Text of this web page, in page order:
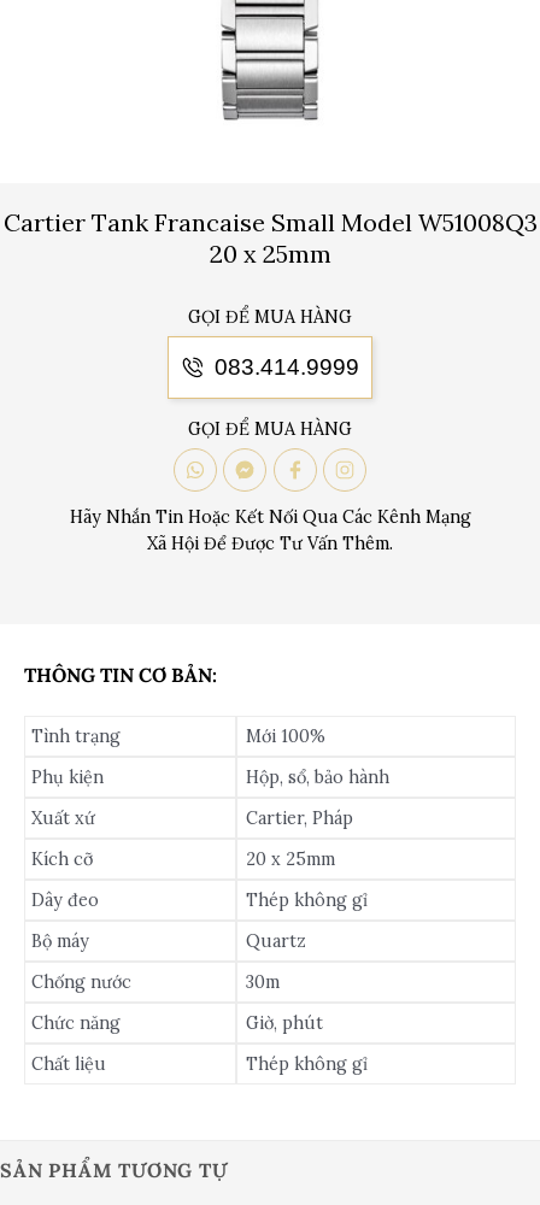
Cartier Tank Francaise Small Model W51008Q3
20 x 25mm
GỌI ĐỂ MUA HÀNG
083.414.9999
GỌI ĐỂ MUA HÀNG
Hãy Nhắn Tin Hoặc Kết Nối Qua Các Kênh Mạng
Xã Hội Để Được Tư Vấn Thêm.
THÔNG TIN CƠ BẢN:
Tình trạng
Mới 100%
Phụ kiện
Hộp, sổ, bảo hành
Xuất xứ
Cartier, Pháp
Kích cỡ
20 x 25mm
Dây đeo
Thép không gỉ
Bộ máy
Quartz
Chống nước
30m
Chức năng
Giờ, phút
Chất liệu
Thép không gỉ
SẢN PHẨM TƯƠNG TỰ